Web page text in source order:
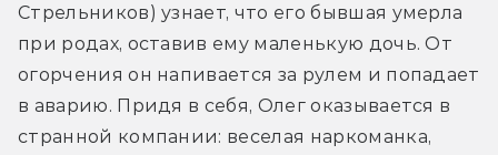
Стрельников) узнает, что его бывшая умерла
при родах, оставив ему маленькую дочь. От
огорчения он напивается за рулем и попадает
в аварию. Придя в себя, Олег оказывается в
странной компании: веселая наркоманка,